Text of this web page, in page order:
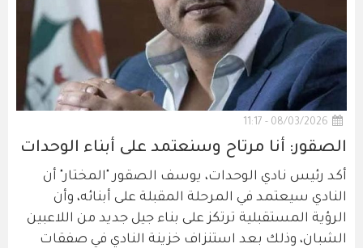
08/03/2026 - 11:17
الصقور: أنا مرتاح وسنعتمد على أبناء الوحدات
أكد رئيس نادي الوحدات، يوسف الصقور "المختار" أن
النادي سيعتمد في المرحلة المقبلة على أبنائه، وأن
الرؤية المستقبلية ترتكز على بناء جيل جديد من اللاعبين
الشبان، وذلك بعد استنزاف خزينة النادي في صفقات